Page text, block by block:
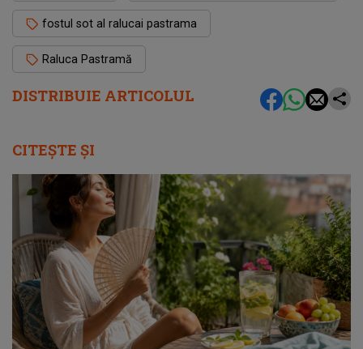
DISTRIBUIE ARTICOLUL
fostul sot al ralucai pastrama
Raluca Pastramă
CITEȘTE ȘI